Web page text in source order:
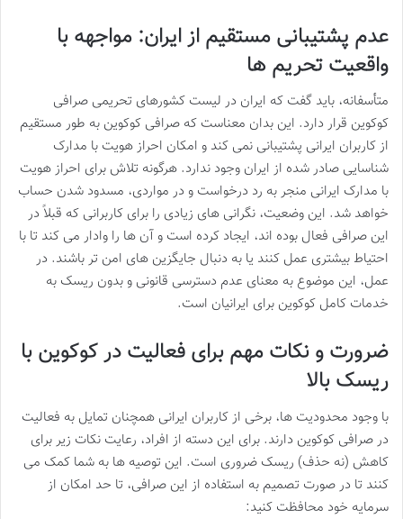
عدم پشتیبانی مستقیم از ایران: مواجهه با
واقعیت تحریم ها
متأسفانه، باید گفت که ایران در لیست کشورهای تحریمی صرافی
کوکوین قرار دارد. این بدان معناست که صرافی کوکوین به طور مستقیم
از کاربران ایرانی پشتیبانی نمی کند و امکان احراز هویت با مدارک
شناسایی صادر شده از ایران وجود ندارد. هرگونه تلاش برای احراز هویت
با مدارک ایرانی منجر به رد درخواست و در مواردی، مسدود شدن حساب
خواهد شد. این وضعیت، نگرانی های زیادی را برای کاربرانی که قبلاً در
این صرافی فعال بوده اند، ایجاد کرده است و آن ها را وادار می کند تا با
احتیاط بیشتری عمل کنند یا به دنبال جایگزین های امن تر باشند. در
عمل، این موضوع به معنای عدم دسترسی قانونی و بدون ریسک به
خدمات کامل کوکوین برای ایرانیان است.
ضرورت و نکات مهم برای فعالیت در کوکوین با
ریسک بالا
با وجود محدودیت ها، برخی از کاربران ایرانی همچنان تمایل به فعالیت
در صرافی کوکوین دارند. برای این دسته از افراد، رعایت نکات زیر برای
کاهش (نه حذف) ریسک ضروری است. این توصیه ها به شما کمک می
کنند تا در صورت تصمیم به استفاده از این صرافی، تا حد امکان از
سرمایه خود محافظت کنید: